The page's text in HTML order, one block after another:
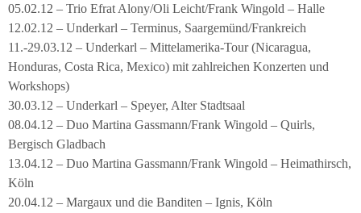
05.02.12 – Trio Efrat Alony/Oli Leicht/Frank Wingold – Halle
12.02.12 – Underkarl – Terminus, Saargemünd/Frankreich
11.-29.03.12 – Underkarl – Mittelamerika-Tour (Nicaragua,
Honduras, Costa Rica, Mexico) mit zahlreichen Konzerten und
Workshops)
30.03.12 – Underkarl – Speyer, Alter Stadtsaal
08.04.12 – Duo Martina Gassmann/Frank Wingold – Quirls,
Bergisch Gladbach
13.04.12 – Duo Martina Gassmann/Frank Wingold – Heimathirsch,
Köln
20.04.12 – Margaux und die Banditen – Ignis, Köln